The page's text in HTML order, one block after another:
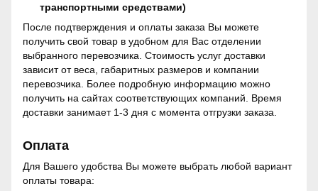
транспортными средствами)
После подтверждения и оплаты заказа Вы можете
получить свой товар в удобном для Вас отделении
выбранного перевозчика. Стоимость услуг доставки
зависит от веса, габаритных размеров и компании
перевозчика. Более подробную информацию можно
получить на сайтах соответствующих компаний. Время
доставки занимает 1-3 дня с момента отгрузки заказа.
Оплата
Для Вашего удобства Вы можете выбрать любой вариант
оплаты товара: